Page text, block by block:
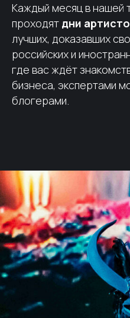
Каждый месяц в нашей
проходят дни
лучших, доказавших
российских и
где вас ждёт
бизнеса, экспертами
блогерами.